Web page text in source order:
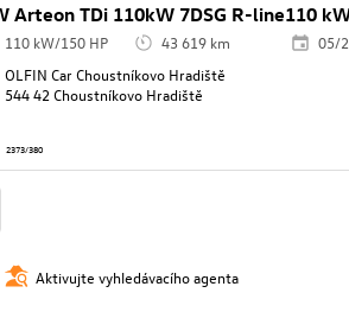
Arteon TDi 110kW 7DSG R-line110 kW
110 kW/150 HP 43 619 km
05/
OLFIN Car Choustníkovo Hradiště
544 42 Choustníkovo Hradiště
2373/380
Aktivujte vyhledávacího agenta